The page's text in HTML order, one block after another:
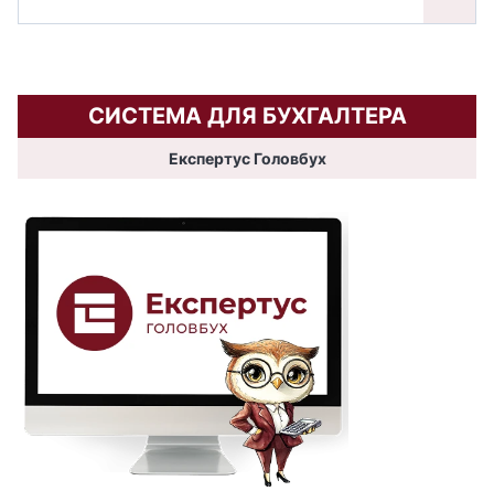
СИСТЕМА ДЛЯ БУХГАЛТЕРА
Експертус Головбух